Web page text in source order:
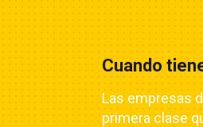
Cuando
Las empresas
primera clase